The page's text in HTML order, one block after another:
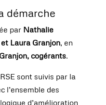
démarche
par Nathalie
Laura Granjon, en
cogérants.
sont suivis par la
l’ensemble des
d’amélioration